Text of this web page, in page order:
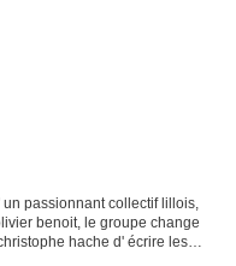
passionnant collectif lillois,
benoit, le groupe change
hache d' écrire les